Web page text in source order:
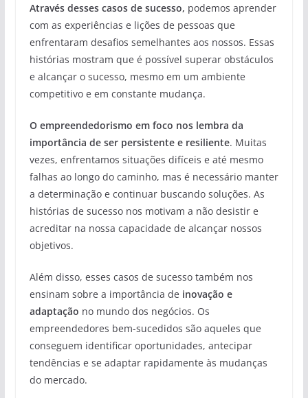
Através desses casos de sucesso, podemos aprender
com as experiências e lições de pessoas que
enfrentaram desafios semelhantes aos nossos. Essas
histórias mostram que é possível superar obstáculos
e alcançar o sucesso, mesmo em um ambiente
competitivo e em constante mudança.
O empreendedorismo em foco nos lembra da
importância de ser persistente e resiliente. Muitas
vezes, enfrentamos situações difíceis e até mesmo
falhas ao longo do caminho, mas é necessário manter
a determinação e continuar buscando soluções. As
histórias de sucesso nos motivam a não desistir e
acreditar na nossa capacidade de alcançar nossos
objetivos.
Além disso, esses casos de sucesso também nos
ensinam sobre a importância de inovação e
adaptação no mundo dos negócios. Os
empreendedores bem-sucedidos são aqueles que
conseguem identificar oportunidades, antecipar
tendências e se adaptar rapidamente às mudanças
do mercado.